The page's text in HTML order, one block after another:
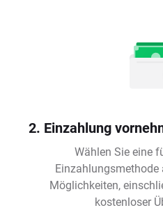
2. Einzahlung
Wählen Sie eine
Einzahlungsmethode
Möglichkeiten,
kostenloser